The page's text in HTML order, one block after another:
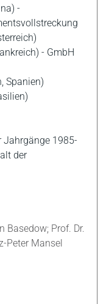
-
- GmbH
Spanien)
Jahrgänge 1985-
der
Basedow; Prof. Dr.
Peter Mansel